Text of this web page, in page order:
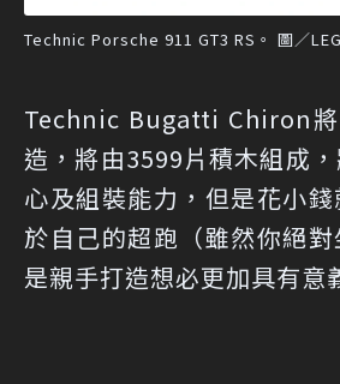
Technic Porsche 911 GT3 RS。 圖／
Technic Bugatti Chiron
造，將由3599片積木組成
心及組裝能力，但是花小
於自己的超跑（雖然你絕
是親手打造想必更加具有意